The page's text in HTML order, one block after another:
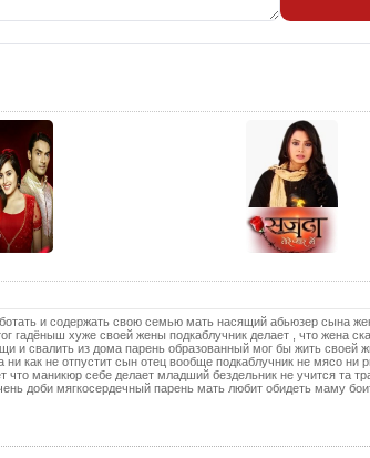
25
28
33
35
36
и содержать свою семью мать насящий абьюзер сына
гадёныш хуже своей жены подкаблучник делает , что жена
и свалить из дома парень образованный мог бы жить своей
как не отпустит сын отец вообще подкаблучник не мясо ни
что маникюр себе делает младший бездельник не учится та
доби мягкосердечный парень мать любит обидеть маму